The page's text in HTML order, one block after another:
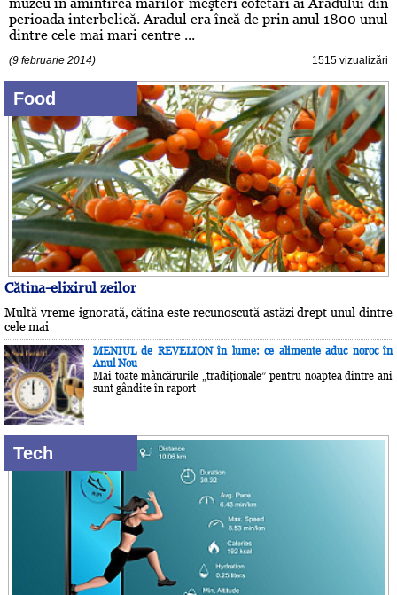
muzeu în amintirea marilor meşteri cofetari ai Aradului din
perioada interbelică. Aradul era încă de prin anul 1800 unul
dintre cele mai mari centre ...
(9 februarie 2014) 1515 vizualizări
Food
Cătina-elixirul zeilor
Multă vreme ignorată, cătina este recunoscută astăzi drept unul dintre
cele mai
MENIUL de REVELION în lume: ce alimente aduc noroc în
Anul Nou
Mai toate mâncărurile „tradiţionale” pentru noaptea dintre ani
sunt gândite în raport
Tech